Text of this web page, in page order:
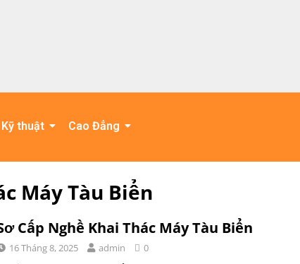
Kỹ thuật Cao Đẳng
Máy Tàu Biển
Cấp Nghề Khai Thác Máy Tàu Biển
16 Tháng 8, 2025 admin 0